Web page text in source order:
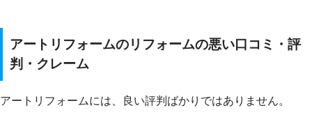
アートリフォームのリフォームの悪い口コミ・評
判・クレーム
アートリフォームには、良い評判ばかりではありません。